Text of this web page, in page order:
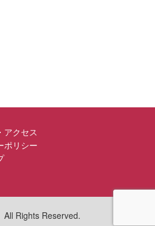
アクセス
ポリシー
All Rights Reserved.